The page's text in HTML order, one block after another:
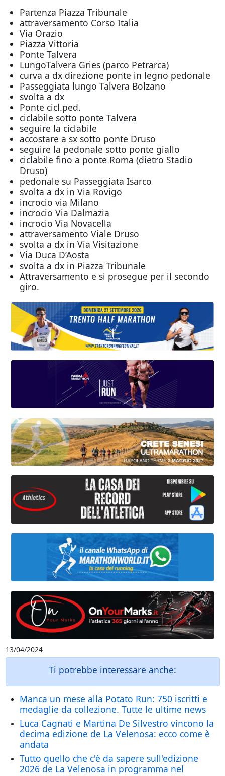
Partenza Piazza Tribunale
attraversamento Corso Italia
Via Orazio
Piazza Vittoria
Ponte Talvera
LungoTalvera Gries (parco Petrarca)
curva a dx direzione ponte in legno pedonale
Passeggiata lungo Talvera Bolzano
svolta a dx
Ponte cicl.ped.
ciclabile sotto ponte Talvera
seguire la ciclabile
accostare a sx sotto ponte Druso
seguire la pedonale sotto ponte giallo
ciclabile fino a ponte Roma (dietro Stadio
Druso)
pedonale su Passeggiata Isarco
svolta a dx in Via Rovigo
incrocio via Milano
incrocio Via Dalmazia
incrocio Via Novacella
attraversamento Viale Druso
svolta a dx in Via Visitazione
Via Duca D’Aosta
svolta a dx in Piazza Tribunale
Attraversamento e si prosegue per il secondo
giro.
13/04/2024
Ti potrebbe interessare anche:
Manca un mese alla Potato Run: 750 iscritti e
medaglie da collezione. Tutte le ultime news
Luca Cagnati e Martina De Silvestro vincono la
decima edizione de La Velenosa: ecco come è
andata
Tutto quello che c'è da sapere sull'edizione
2026 de La Velenosa in programma nel